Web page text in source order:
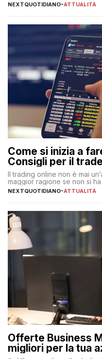
NEXTQUOTIDIANO-ATTUALITÀ
Come si inizia a
Consigli per il
Il trading online non è mai
maggior ragione se non si
NEXTQUOTIDIANO-ATTUALITÀ
Offerte Business
migliori per la tua